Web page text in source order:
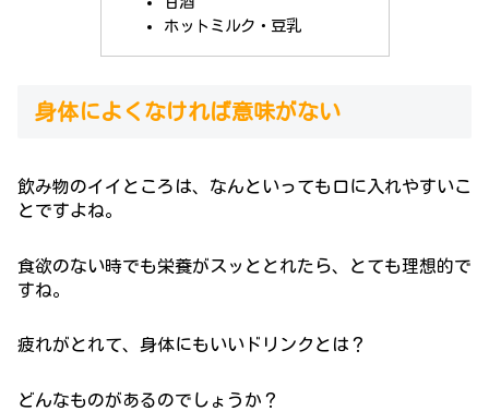
ホットミルク・豆乳
身体によくなければ意味がない
飲み物のイイところは、なんといっても口に入れやすいこ
とですよね。
食欲のない時でも栄養がスッととれたら、とても理想的で
すね。
疲れがとれて、身体にもいいドリンクとは？
どんなものがあるのでしょうか？